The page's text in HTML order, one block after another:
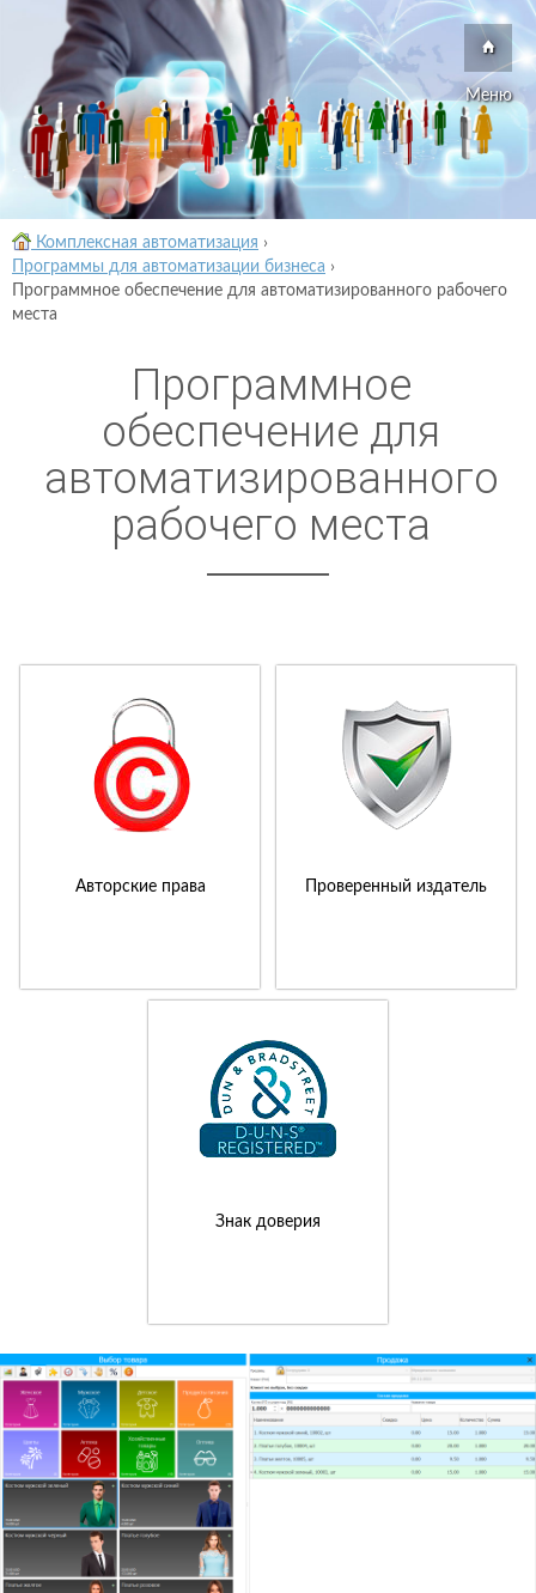
Меню
Комплексная автоматизация ›
Программы для автоматизации бизнеса ›
Программное обеспечение для автоматизированного рабочего
места
Программное
обеспечение для
автоматизированного
рабочего места
Авторские права Проверенный издатель
Знак доверия